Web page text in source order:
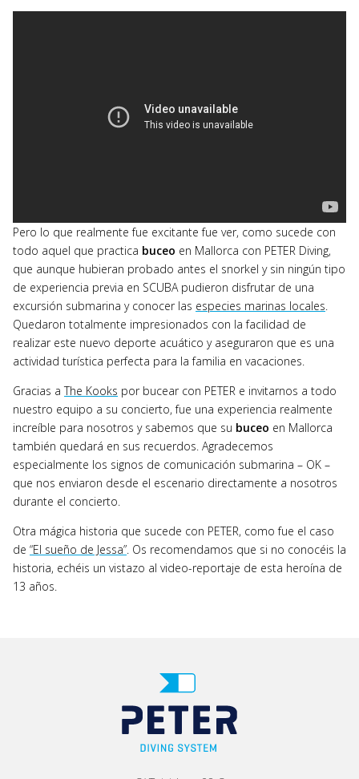
Pero lo que realmente fue excitante fue ver, como sucede con
todo aquel que practica buceo en Mallorca con PETER Diving,
que aunque hubieran probado antes el snorkel y sin ningún tipo
de experiencia previa en SCUBA pudieron disfrutar de una
excursión submarina y conocer las especies marinas locales.
Quedaron totalmente impresionados con la facilidad de
realizar este nuevo deporte acuático y aseguraron que es una
actividad turística perfecta para la familia en vacaciones.
Gracias aThe Kooks por bucear con PETER e invitarnos a todo
nuestro equipo a su concierto, fue una experiencia realmente
increíble para nosotros y sabemos que su buceo en Mallorca
también quedará en sus recuerdos. Agradecemos
especialmente los signos de comunicación submarina – OK –
que nos enviaron desde el escenario directamente a nosotros
durante el concierto.
Otra mágica historia que sucede con PETER, como fue el caso
de “El sueño de Jessa”. Os recomendamos que si no conocéis la
historia, echéis un vistazo al video-reportaje de esta heroína de
13 años.